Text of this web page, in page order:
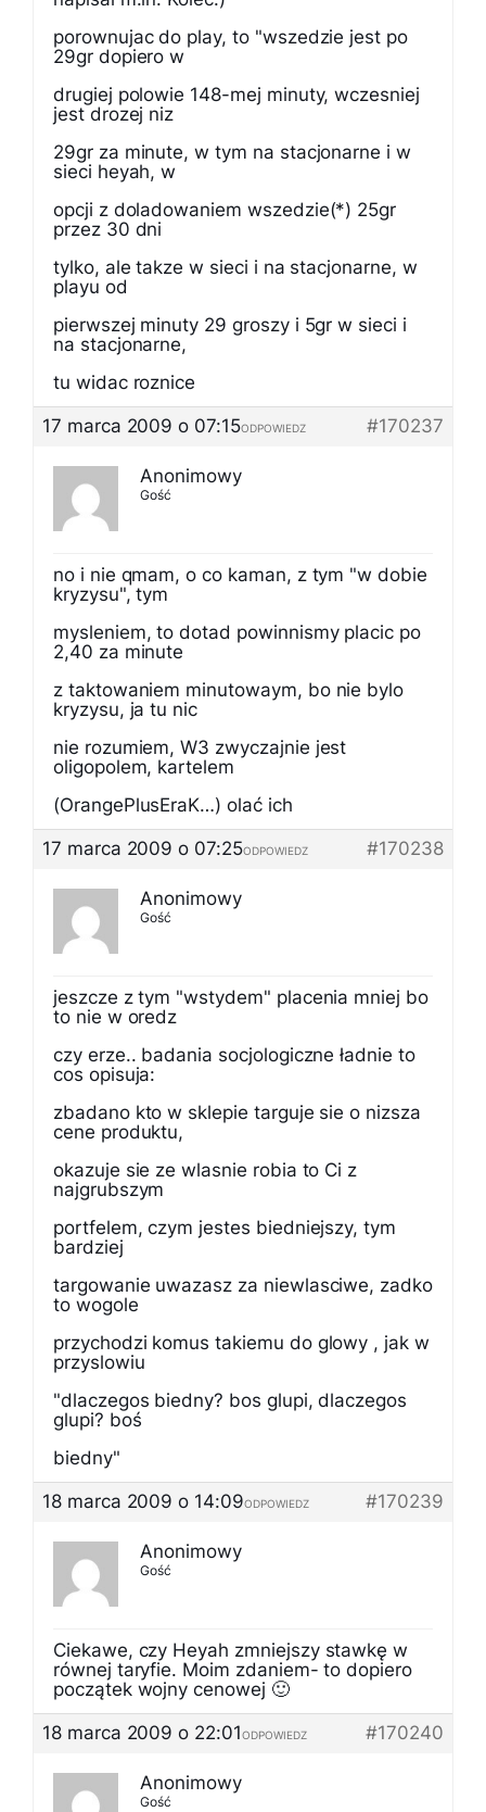
porownujac do play, to "wszedzie jest po
29gr dopiero w
drugiej polowie 148-mej minuty, wczesniej
jest drozej niz
29gr za minute, w tym na stacjonarne i w
sieci heyah, w
opcji z doladowaniem wszedzie(*) 25gr
przez 30 dni
tylko, ale takze w sieci i na stacjonarne, w
playu od
pierwszej minuty 29 groszy i 5gr w sieci i
na stacjonarne,
tu widac roznice
17 marca 2009 o 07:15
#170237
ODPOWIEDZ
Anonimowy
Gość
no i nie qmam, o co kaman, z tym "w dobie
kryzysu", tym
mysleniem, to dotad powinnismy placic po
2,40 za minute
z taktowaniem minutowaym, bo nie bylo
kryzysu, ja tu nic
nie rozumiem, W3 zwyczajnie jest
oligopolem, kartelem
(OrangePlusEraK…) olać ich
17 marca 2009 o 07:25
#170238
ODPOWIEDZ
Anonimowy
Gość
jeszcze z tym "wstydem" placenia mniej bo
to nie w oredz
czy erze.. badania socjologiczne ładnie to
cos opisuja:
zbadano kto w sklepie targuje sie o nizsza
cene produktu,
okazuje sie ze wlasnie robia to Ci z
najgrubszym
portfelem, czym jestes biedniejszy, tym
bardziej
targowanie uwazasz za niewlasciwe, zadko
to wogole
przychodzi komus takiemu do glowy , jak w
przyslowiu
"dlaczegos biedny? bos glupi, dlaczegos
glupi? boś
biedny"
18 marca 2009 o 14:09
#170239
ODPOWIEDZ
Anonimowy
Gość
Ciekawe, czy Heyah zmniejszy stawkę w
równej taryfie. Moim zdaniem- to dopiero
początek wojny cenowej 🙂
18 marca 2009 o 22:01
#170240
ODPOWIEDZ
Anonimowy
Gość